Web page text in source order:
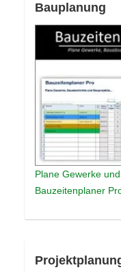
Bauplanung
Plane Gewerke
Bauzeitenplaner